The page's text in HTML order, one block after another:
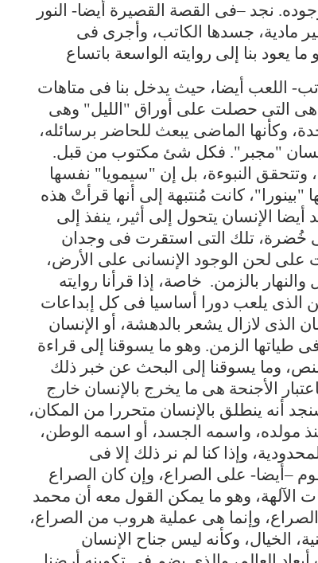
نجد –فى القصة القصيرة أيضا- النور
مادية، جسدها الكاتب، وأجرى فى
يعود بنا إلى روايته الواسعة باتساع
اللعب أيضا، حيث يدخل بنا فى متاهات
هى التى حصلت على أوراق "الليل" وهى
وكأنها الماضى يبعث للحاضر برسائله،
"مجبر". فكل شئ مكتوب من قبل.
النبوءة، بل إن "سيمويا" نفسها
كانت مُنتبهة إلى أنها قرأتْ هذه
الإنسان يتحول إلى أثير، ينفذ إلى
خُضرة، تلك التى استقرت فى وجدان
على لحن الوجود الإنسانى على الأرض،
بالزمن. خاصة، إذا قرأنا روايته
الذى يلعب دورا أساسيا فى كل إبداعات
الذى لازال يشعر بالدهشة، أو الإنسان
فى طياتها الزمن. وهو ما يسوقنا إلى قراءة
النص، وما يسوقنا إلى البحث عن خبر ذلك
الأجنحة هى ما يخرج بالإنسان خارج
أنه ينطلق بالإنسان متحررا من المكان،
مولده، واسمه الجسد، أو اسمه الوطن،
وإذا كنا لم نر ذلك إلا فى
–أيضا- على الصراع، وإن كان الصراع
الآلهة، وهو ما يمكن القول معه أن محمد
الصراع، وإنما هى عملية هروب من الصراع،
الخيال، وكأنه ليس جناح الإنسان